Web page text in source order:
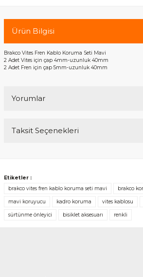
Ürün Bilgisi
Brakco Vites Fren Kablo Koruma Seti Mavi
2 Adet Vites için çap 4mm-uzunluk 40mm
2 Adet Fren için çap 5mm-uzunluk 40mm
Yorumlar
Taksit Seçenekleri
Etiketler :
brakco vites fren kablo koruma seti mavi
brakco
mavi koruyucu kadro koruma vites kablosu
sürtünme önleyici bisiklet aksesuarı renkli